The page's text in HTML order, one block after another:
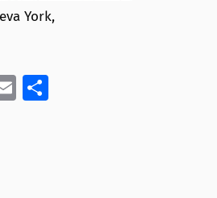
York,
EmailCompartir